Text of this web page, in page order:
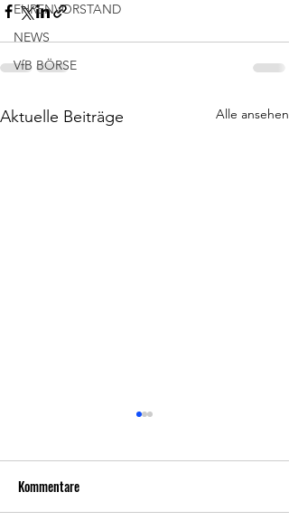
EHRENVORSTAND
NEWS
VfB BÖRSE
Aktuelle Beiträge Alle ansehen
Kommentare